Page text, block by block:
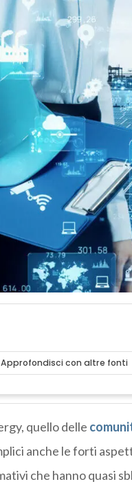
Approfondisci con altre fonti
quello delle
anche le forti
che hanno quasi